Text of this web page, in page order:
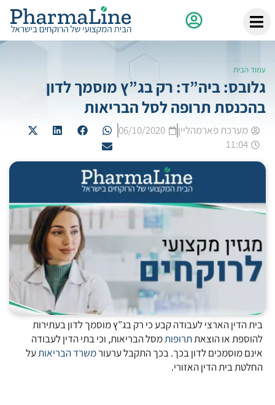
עמוד הבית
גלובס: ביה”ד: רק בג”ץ מוסמך לדון
בהכנסת תרופה לסל הבריאות
מערכת פארמהליין
06/10/2020
11:04
בית הדין הארצי לעבודה קבע כי רק בג”ץ מוסמך לדון בעתירות
להוספת או הוצאתתרופותמסל הבריאות, וכי בתי הדין לעבודה
אינם מוסמכים לדון בכך. בכך התקבל ערעורמשרד הבריאותעל
החלטת בית הדין האזורי.